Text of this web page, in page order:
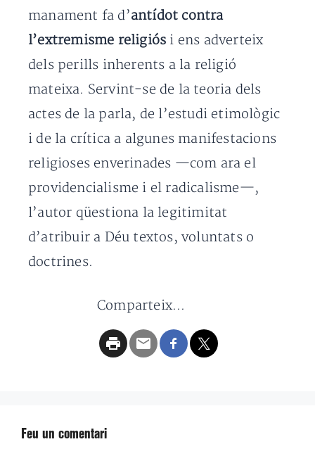
manament fa d’antídot contra
l’extremisme religiós i ens adverteix
dels perills inherents a la religió
mateixa. Servint-se de la teoria dels
actes de la parla, de l’estudi etimològic
i de la crítica a algunes manifestacions
religioses enverinades —com ara el
providencialisme i el radicalisme—,
l’autor qüestiona la legitimitat
d’atribuir a Déu textos, voluntats o
doctrines.
Comparteix...
Feu un comentari